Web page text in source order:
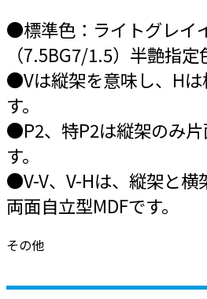
●標準色：ライトグレイ
（7.5BG7/1.5）半艶指定
●Vは縦架を意味し、Hは
す。
●P2、特P2は縦架のみ片
す。
●V-V、V-Hは、縦架と横
両面自立型MDFです。
その他